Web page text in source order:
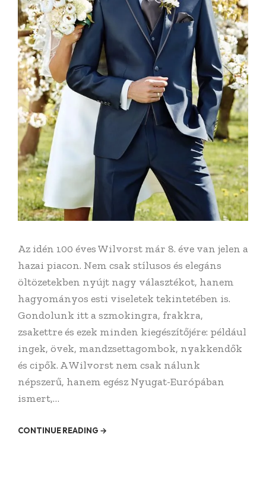
Az idén 100 éves Wilvorst már 8. éve van jelen a
hazai piacon. Nem csak stílusos és elegáns
öltözetekben nyújt nagy választékot, hanem
hagyományos esti viseletek tekintetében is.
Gondolunk itt a szmokingra, frakkra,
zsakettre és ezek minden kiegészítőjére: például
ingek, övek, mandzsettagombok, nyakkendők
és cipők. A Wilvorst nem csak nálunk
népszerű, hanem egész Nyugat-Európában
ismert,…
CONTINUE READING →